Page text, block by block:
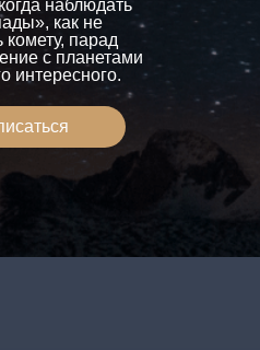
наблюдать
как не
комету, парад
с планетами
интересного.